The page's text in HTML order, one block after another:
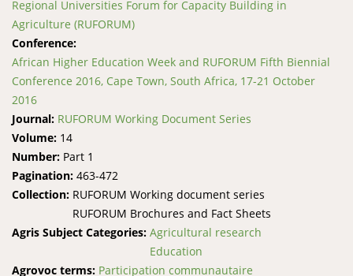
Regional Universities Forum for Capacity Building in
Agriculture (RUFORUM)
Conference:
African Higher Education Week and RUFORUM Fifth Biennial
Conference 2016, Cape Town, South Africa, 17-21 October
2016
Journal: RUFORUM Working Document Series
Volume: 14
Number: Part 1
Pagination: 463-472
Collection: RUFORUM Working document series
RUFORUM Brochures and Fact Sheets
Agris Subject Categories: Agricultural research
Education
Agrovoc terms: Participation communautaire